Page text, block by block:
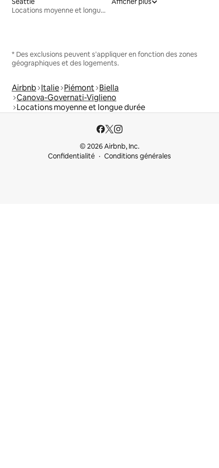
Locations moyenne et longue durée
* Des exclusions peuvent s'appliquer en fonction des zones
géographiques et des logements.
Airbnb Italie Piémont Biella
Canova-Governati-Viglieno
Locations moyenne et longue durée
© 2026 Airbnb, Inc.
Confidentialité
Conditions générales